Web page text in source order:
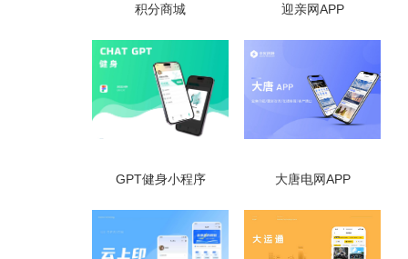
积分商城 迎亲网APP
GPT健身小程序 大唐电网APP